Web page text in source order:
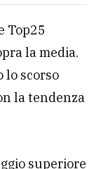
Top25
la media.
lo scorso
la tendenza
superiore